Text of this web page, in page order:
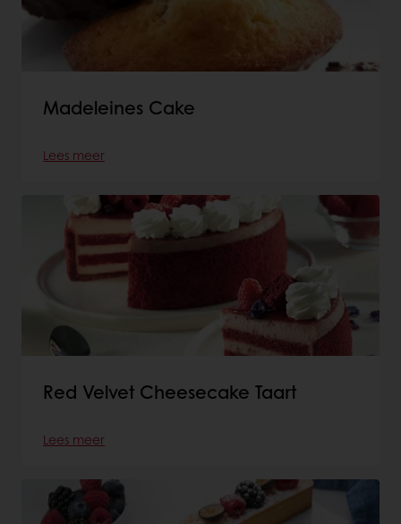
Madeleines Cake
Lees meer
Red Velvet Cheesecake Taart
Lees meer